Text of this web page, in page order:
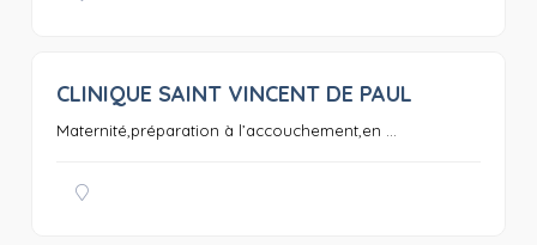
CLINIQUE SAINT VINCENT DE PAUL
Maternité,préparation à l’accouchement,en ...